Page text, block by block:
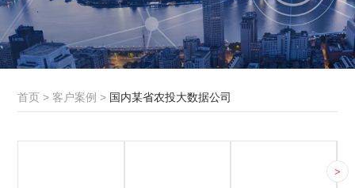
首页 >客户案例 > 国内某省农投大数据公司
>